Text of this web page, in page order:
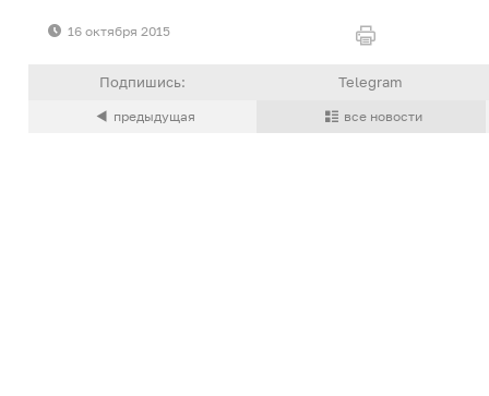
16 октября 2015